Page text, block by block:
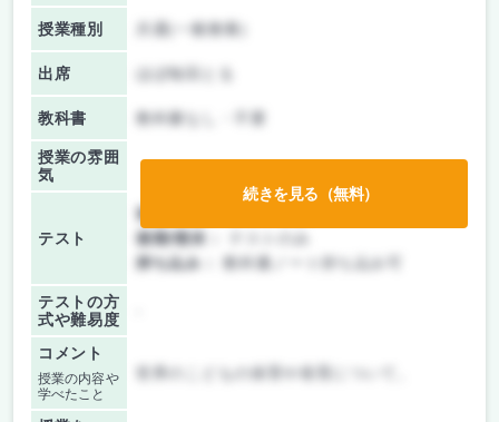
授業種別 共通(一般教養)
出席 ほぼ毎回とる
教科書 教科書なし・不要
授業の雰囲
気
テスト
前期/中間：
後期/期末：
持ち込み：
教科書ノート持ち込み可
テストの方
式や難易度
コメント
授業の内容や
学べたこと
続きを見る（無料）